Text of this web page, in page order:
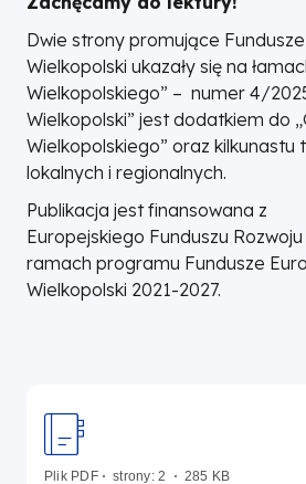
Dwie strony promujące
Wielkopolski ukazały się na
Wielkopolskiego” – numer 4/
Wielkopolski” jest dodatkiem do
Wielkopolskiego” oraz kilkunastu
lokalnych i regionalnych.
Publikacja jest finansowana z
Europejskiego Funduszu
ramach programu Fundusze
Wielkopolski 2021-2027.
Plik PDF strony: 2 285 KB